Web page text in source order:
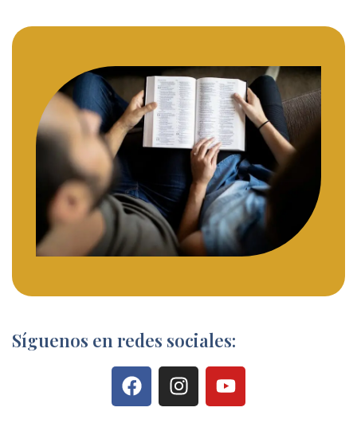
Síguenos en redes sociales: